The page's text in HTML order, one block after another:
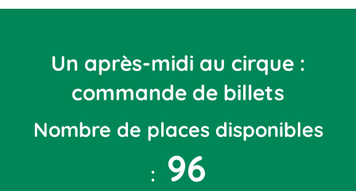
Un après-midi au cirque :
commande de billets
Nombre de places disponibles
: 96